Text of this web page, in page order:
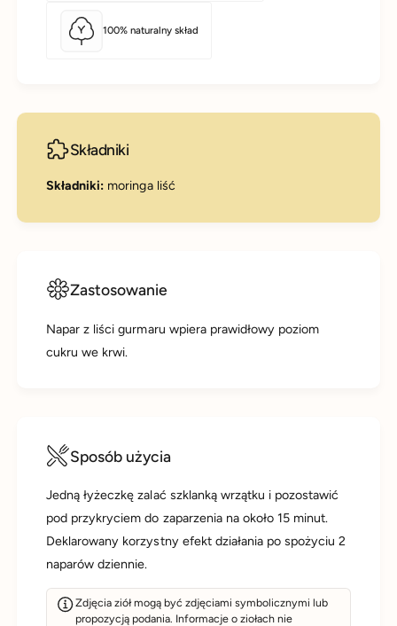
100% naturalny skład
Składniki
Składniki: moringa liść
Zastosowanie
Napar z liści gurmaru wpiera prawidłowy poziom
cukru we krwi.
Sposób użycia
Jedną łyżeczkę zalać szklanką wrzątku i pozostawić
pod przykryciem do zaparzenia na około 15 minut.
Deklarowany korzystny efekt działania po spożyciu 2
naparów dziennie.
Zdjęcia ziół mogą być zdjęciami symbolicznymi lub
propozycją podania. Informacje o ziołach nie